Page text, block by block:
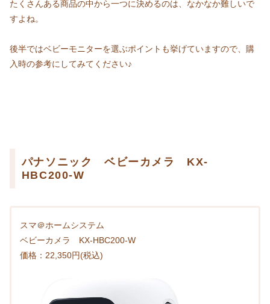
たくさんある商品の中から一つに決めるのは、なかなか難しいで
すよね。
後半ではベビーモニターを選ぶポイントも挙げていますので、購
入時の参考にしてみてください♪
パナソニック ベビーカメラ KX-
HBC200-W
スマ＠ホームシステム
ベビーカメラ KX-HBC200-W
価格：22,350円(税込)